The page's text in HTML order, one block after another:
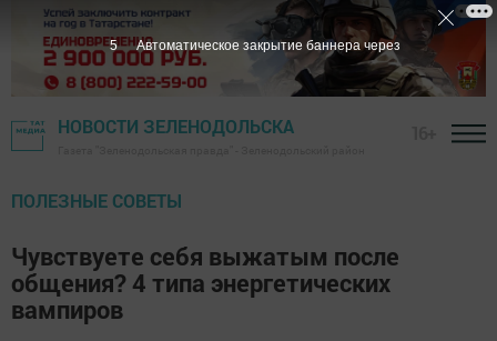
НОВОСТИ ЗЕЛЕНОДОЛЬСКА
ПОЛЕЗНЫЕ СОВЕТЫ
Чувствуете себя выжатым после
общения? 4 типа энергетических
вампиров
5 Автоматическое закрытие баннера через